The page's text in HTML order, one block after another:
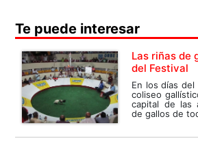
Te puede interesar
Las riñas de
del Festival
En los días del
coliseo
capital de las
de gallos de